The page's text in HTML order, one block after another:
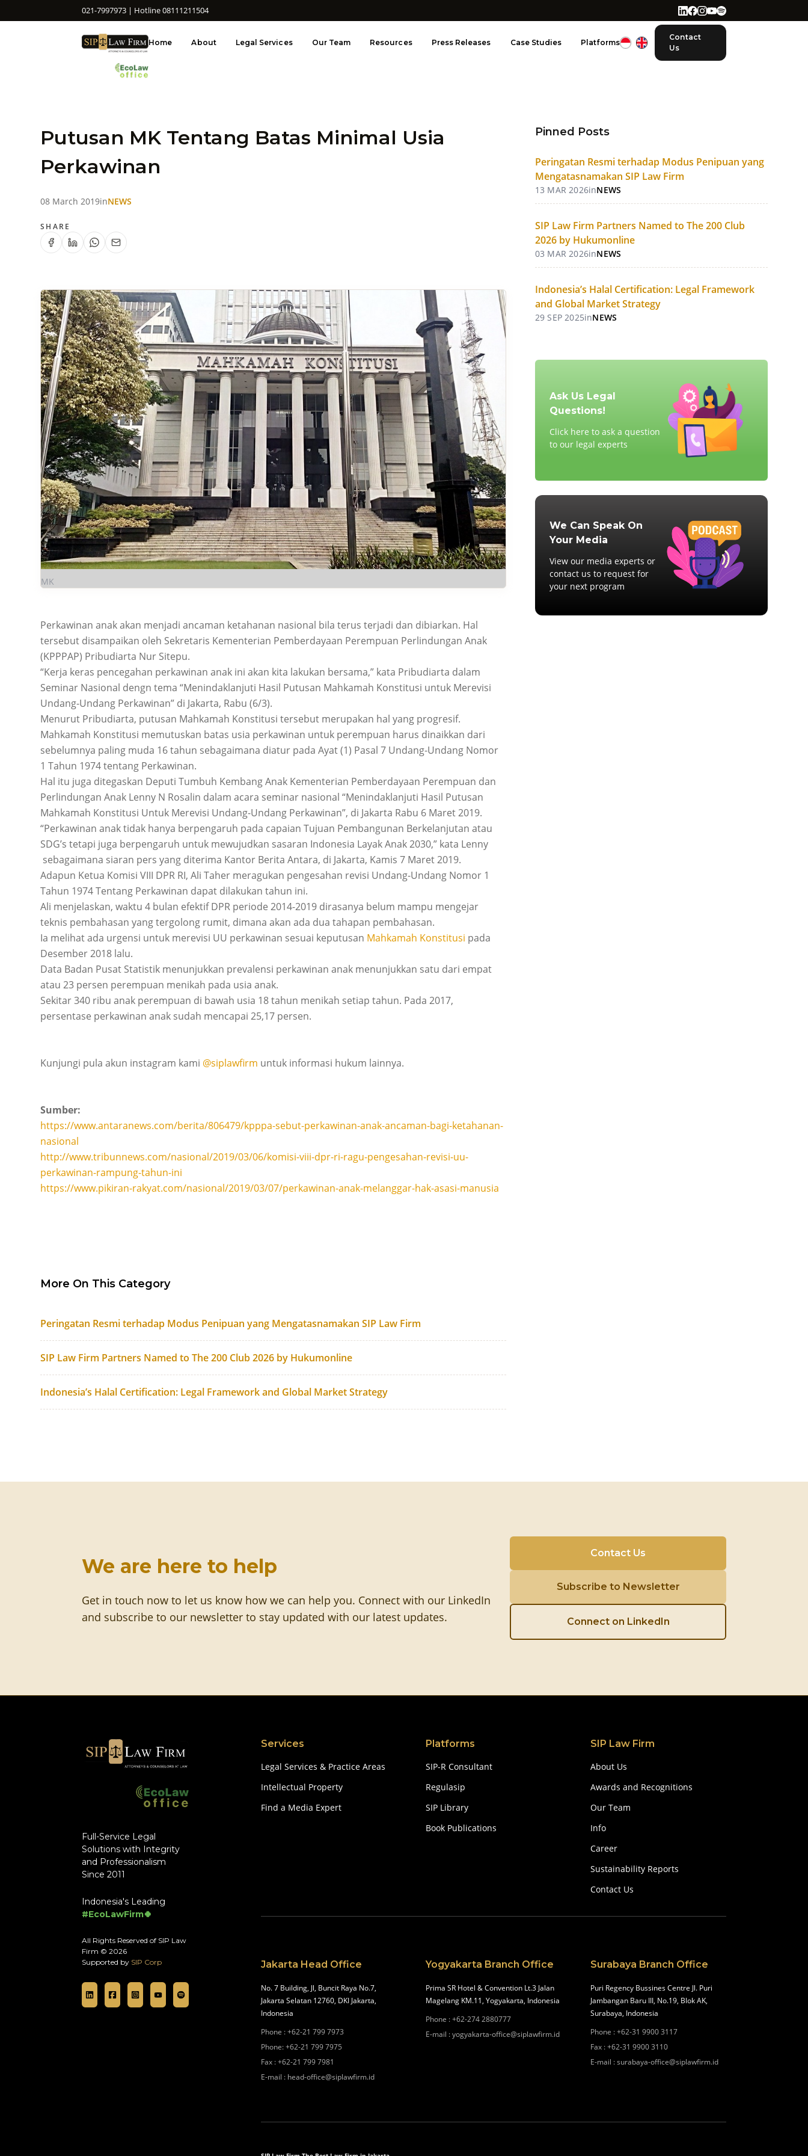
021-7997973 | Hotline 08111211504
Home About Legal Services Our Team Resources Press Releases Case Studies Platforms
Contact
Us
Putusan MK Tentang Batas Minimal Usia
Perkawinan
08 March 2019inNEWS
SHARE
MK
Perkawinan anak akan menjadi ancaman ketahanan nasional bila terus terjadi dan dibiarkan. Hal
tersebut disampaikan oleh Sekretaris Kementerian Pemberdayaan Perempuan Perlindungan Anak
(KPPPAP) Pribudiarta Nur Sitepu.
“Kerja keras pencegahan perkawinan anak ini akan kita lakukan bersama,” kata Pribudiarta dalam
Seminar Nasional dengn tema “Menindaklanjuti Hasil Putusan Mahkamah Konstitusi untuk Merevisi
Undang-Undang Perkawinan” di Jakarta, Rabu (6/3).
Menurut Pribudiarta, putusan Mahkamah Konstitusi tersebut merupakan hal yang progresif.
Mahkamah Konstitusi memutuskan batas usia perkawinan untuk perempuan harus dinaikkan dari
sebelumnya paling muda 16 tahun sebagaimana diatur pada Ayat (1) Pasal 7 Undang-Undang Nomor
1 Tahun 1974 tentang Perkawinan.
Hal itu juga ditegaskan Deputi Tumbuh Kembang Anak Kementerian Pemberdayaan Perempuan dan
Perlindungan Anak Lenny N Rosalin dalam acara seminar nasional “Menindaklanjuti Hasil Putusan
Mahkamah Konstitusi Untuk Merevisi Undang-Undang Perkawinan”, di Jakarta Rabu 6 Maret 2019.
“Perkawinan anak tidak hanya berpengaruh pada capaian Tujuan Pembangunan Berkelanjutan atau
SDG’s tetapi juga berpengaruh untuk mewujudkan sasaran Indonesia Layak Anak 2030,” kata Lenny
sebagaimana siaran pers yang diterima Kantor Berita Antara, di Jakarta, Kamis 7 Maret 2019.
Adapun Ketua Komisi VIII DPR RI, Ali Taher meragukan pengesahan revisi Undang-Undang Nomor 1
Tahun 1974 Tentang Perkawinan dapat dilakukan tahun ini.
Ali menjelaskan, waktu 4 bulan efektif DPR periode 2014-2019 dirasanya belum mampu mengejar
teknis pembahasan yang tergolong rumit, dimana akan ada dua tahapan pembahasan.
Ia melihat ada urgensi untuk merevisi UU perkawinan sesuai keputusan Mahkamah Konstitusi pada
Desember 2018 lalu.
Data Badan Pusat Statistik menunjukkan prevalensi perkawinan anak menunjukkan satu dari empat
atau 23 persen perempuan menikah pada usia anak.
Sekitar 340 ribu anak perempuan di bawah usia 18 tahun menikah setiap tahun. Pada 2017,
persentase perkawinan anak sudah mencapai 25,17 persen.
Kunjungi pula akun instagram kami @siplawfirm untuk informasi hukum lainnya.
Sumber:
https://www.antaranews.com/berita/806479/kpppa-sebut-perkawinan-anak-ancaman-bagi-ketahanan-
nasional
http://www.tribunnews.com/nasional/2019/03/06/komisi-viii-dpr-ri-ragu-pengesahan-revisi-uu-
perkawinan-rampung-tahun-ini
https://www.pikiran-rakyat.com/nasional/2019/03/07/perkawinan-anak-melanggar-hak-asasi-manusia
More On This Category
Peringatan Resmi terhadap Modus Penipuan yang Mengatasnamakan SIP Law Firm
SIP Law Firm Partners Named to The 200 Club 2026 by Hukumonline
Indonesia’s Halal Certification: Legal Framework and Global Market Strategy
Pinned Posts
Peringatan Resmi terhadap Modus Penipuan yang
Mengatasnamakan SIP Law Firm
13 MAR 2026inNEWS
SIP Law Firm Partners Named to The 200 Club
2026 by Hukumonline
03 MAR 2026inNEWS
Indonesia’s Halal Certification: Legal Framework
and Global Market Strategy
29 SEP 2025inNEWS
Ask Us Legal
Questions!
Click here to ask a question
to our legal experts
We Can Speak On
Your Media
View our media experts or
contact us to request for
your next program
We are here to help
Get in touch now to let us know how we can help you. Connect with our LinkedIn
and subscribe to our newsletter to stay updated with our latest updates.
Contact Us
Subscribe to Newsletter
Connect on LinkedIn
Full-Service Legal
Solutions with Integrity
and Professionalism
Since 2011
Indonesia's Leading
#EcoLawFirm🍀
All Rights Reserved of SIP Law
Firm © 2026
Supported by SIP Corp
Services
Legal Services & Practice Areas
Intellectual Property
Find a Media Expert
Platforms
SIP-R Consultant
Regulasip
SIP Library
Book Publications
SIP Law Firm
About Us
Awards and Recognitions
Our Team
Info
Career
Sustainability Reports
Contact Us
Jakarta Head Office
No. 7 Building, Jl, Buncit Raya No.7,
Jakarta Selatan 12760, DKI Jakarta,
Indonesia
Phone :+62-21 799 7973
Phone:+62-21 799 7975
Fax :+62-21 799 7981
E-mail : head-office@siplawfirm.id
Yogyakarta Branch Office
Prima SR Hotel & Convention Lt.3 Jalan
Magelang KM.11, Yogyakarta, Indonesia
Phone :+62-274 2880777
E-mail :yogyakarta-office@siplawfirm.id
Surabaya Branch Office
Puri Regency Bussines Centre Jl. Puri
Jambangan Baru III, No.19, Blok AK,
Surabaya, Indonesia
Phone :+62-31 9900 3117
Fax :+62-31 9900 3110
E-mail :surabaya-office@siplawfirm.id